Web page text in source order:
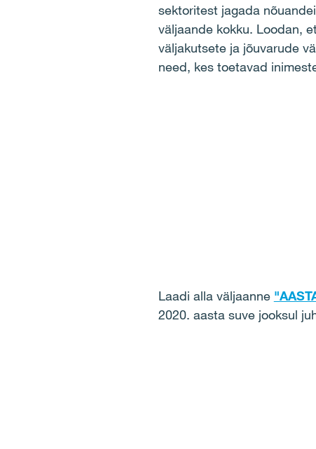
sektoritest jagada
väljaande kokku. Loodan,
väljakutsete ja jõuvarude
need, kes toetavad
Laadi alla väljaanne
2020. aasta suve jooksul